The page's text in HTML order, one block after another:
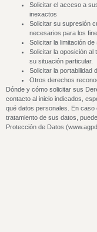
Solicitar el acceso a
inexactos
Solicitar su supresión
necesarios para los
Solicitar la limitación
Solicitar la oposición
su situación particular.
Solicitar la portabilidad
Otros derechos
Dónde y cómo solicitar sus
contacto al inicio indicados,
qué datos personales. En
tratamiento de sus datos,
Protección de Datos